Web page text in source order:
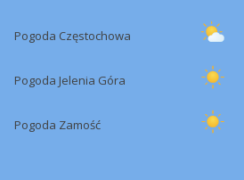
Pogoda Częstochowa
Pogoda Jelenia Góra
Pogoda Zamość